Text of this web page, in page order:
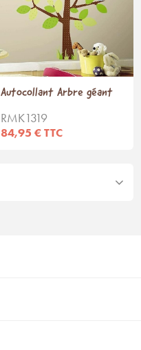
Autocollant Arbre géant
RMK1319
84,95 € TTC